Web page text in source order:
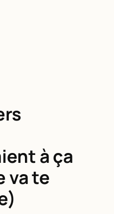
à ça
va te